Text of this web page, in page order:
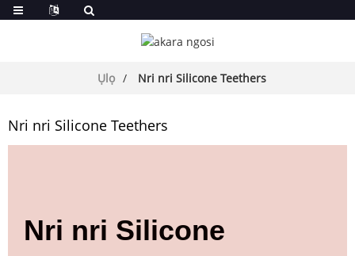
Ụlọ Nri nri Silicone Teethers
Nri nri Silicone Teethers
Nri nri Silicone